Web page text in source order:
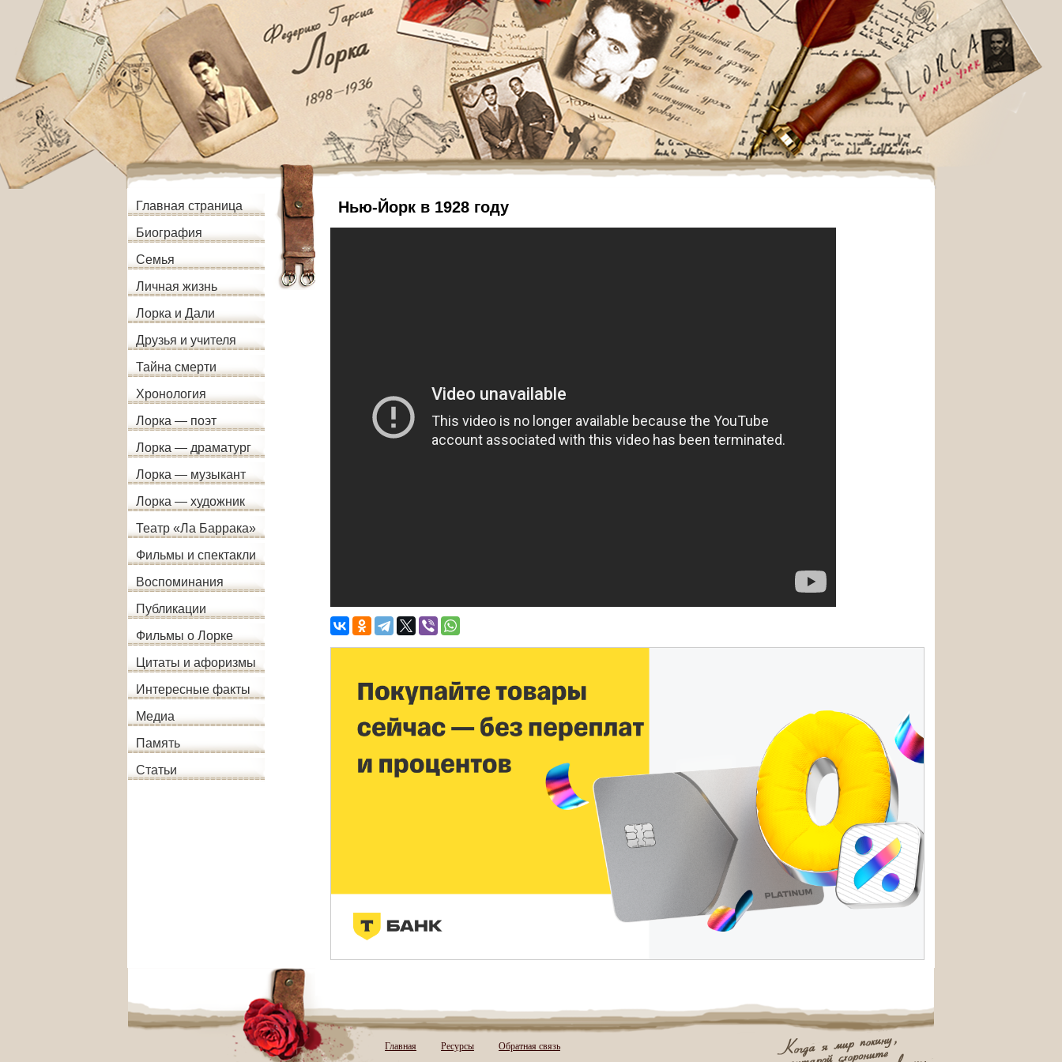
Главная страница
Биография
Семья
Личная жизнь
Лорка и Дали
Друзья и учителя
Тайна смерти
Хронология
Лорка — поэт
Лорка — драматург
Лорка — музыкант
Лорка — художник
Театр «Ла Баррака»
Фильмы и спектакли
Воспоминания
Публикации
Фильмы о Лорке
Цитаты и афоризмы
Интересные факты
Медиа
Память
Статьи
Нью-Йорк в 1928 году
Главная Ресурсы Обратная связь